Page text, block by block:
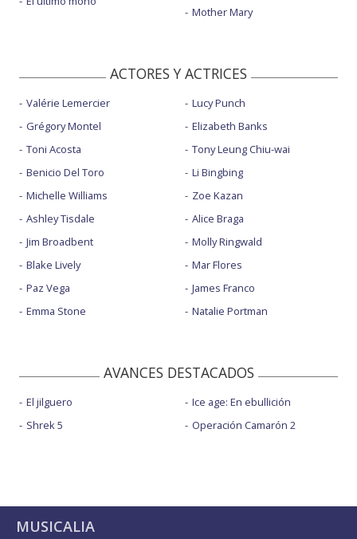
Mother Mary
ACTORES Y ACTRICES
Valérie Lemercier
Grégory Montel
Toni Acosta
Benicio Del Toro
Michelle Williams
Ashley Tisdale
Jim Broadbent
Blake Lively
Paz Vega
Emma Stone
Lucy Punch
Elizabeth Banks
Tony Leung Chiu-wai
Li Bingbing
Zoe Kazan
Alice Braga
Molly Ringwald
Mar Flores
James Franco
Natalie Portman
AVANCES DESTACADOS
El jilguero
Shrek 5
Ice age: En ebullición
Operación Camarón 2
MUSICALIA